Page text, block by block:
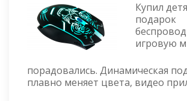
USB
МЫШЬ
GAN-
KATA
MRGK-
12UR
Купил
подарок
игровую
порадовались. Динамическая
плавно меняет цвета, видео